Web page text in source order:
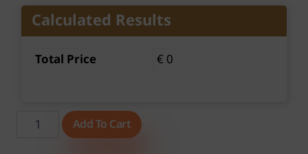
Calculated Results
Total Price € 0
Add To Cart